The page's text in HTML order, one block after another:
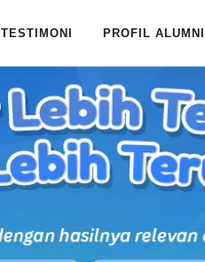
TESTIMONI PROFIL ALUMNI